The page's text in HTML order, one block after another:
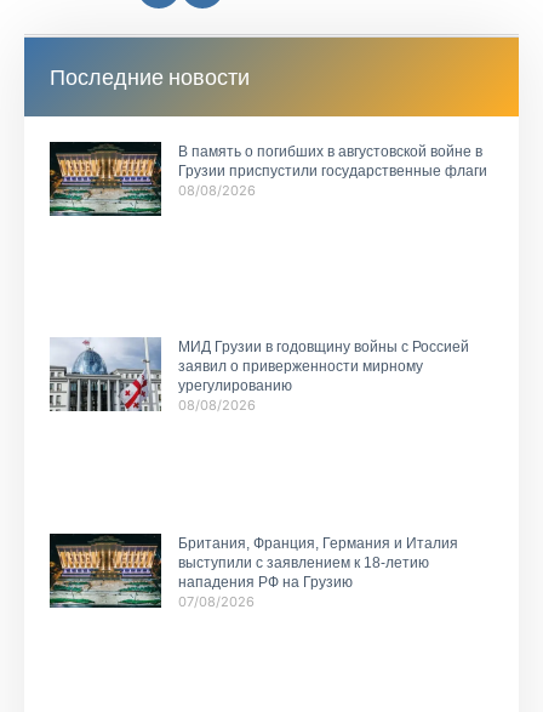
Последние новости
В память о погибших в августовской войне в
Грузии приспустили государственные флаги
08/08/2026
МИД Грузии в годовщину войны с Россией
заявил о приверженности мирному
урегулированию
08/08/2026
Британия, Франция, Германия и Италия
выступили с заявлением к 18-летию
нападения РФ на Грузию
07/08/2026